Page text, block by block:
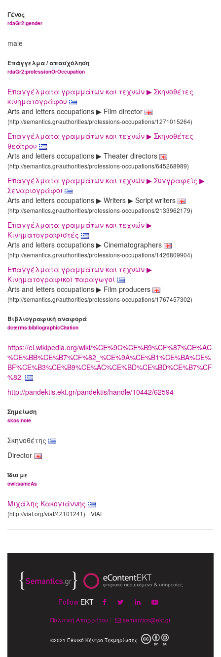
Γένος
rdaGr2:gender
male
Επάγγελμα / απασχόληση
rdaGr2:professionOrOccupation
Επαγγέλματα γραμμάτων και τεχνών ▶ Σκηνοθέτες
κινηματογράφου
Arts and letters occupations ▶ Film director
(http://semantics.gr/authorities/professions-occupations/1271015264)
Επαγγέλματα γραμμάτων και τεχνών ▶ Σκηνοθέτες
θεάτρου
Arts and letters occupations ▶ Theater directors
(http://semantics.gr/authorities/professions-occupations/645268989)
Επαγγέλματα γραμμάτων και τεχνών ▶ Συγγραφείς ▶
Σεναριογράφοι
Arts and letters occupations ▶ Writers ▶ Script writers
(http://semantics.gr/authorities/professions-occupations/2133962179)
Επαγγέλματα γραμμάτων και τεχνών ▶
Κινηματογραφιστές
Arts and letters occupations ▶ Cinematographers
(http://semantics.gr/authorities/professions-occupations/1426809904)
Επαγγέλματα γραμμάτων και τεχνών ▶
Κινηματογραφικοί παραγωγοί
Arts and letters occupations ▶ Film producers
(http://semantics.gr/authorities/professions-occupations/1767457302)
Βιβλιογραφική αναφορά
dcterms:bibliographicCitation
https://el.wikipedia.org/wiki/%CE%9C%CE%B9%CF%87%CE%AC
%CE%BB%CE%B7%CF%82_%CE%9A%CE%B1%CE%BA%CE%
BF%CE%B3%CE%B9%CE%AC%CE%BD%CE%BD%CE%B7%CF
%82
http://pandektis.ekt.gr/pandektis/handle/10442/62594
Σημείωση
skos:note
Σκηνοθέτης
Director
Ίδιο με
owl:sameAs
Μιχάλης Κακογιάννης
(http://viaf.org/viaf/42101241) VIAF
Follow EKT
Πολιτική Απορρήτου semantics@ekt.gr
©2021 Εθνικό Κέντρο Τεκμηρίωσης